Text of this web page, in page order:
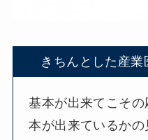
きちんとした産
基本が出来てこそ
本が出来ているかの